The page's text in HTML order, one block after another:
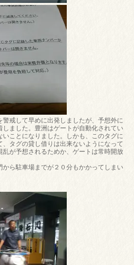
戒して早めに出発しましたが、予想外に
しました。豊洲はゲートが自動化されてい
ことになりました。しかも、このタグに
タグの貸し借りは出来ないようになって
乱が予想されるためか、ゲートは常時開放
から駐車場までが２０分もかかってしまい